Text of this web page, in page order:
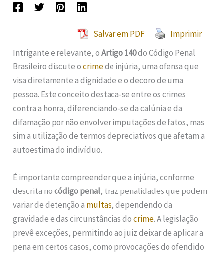
Salvar em PDF
Imprimir
Intrigante e relevante, oArtigo 140do Código Penal
Brasileiro discute ocrimede injúria, uma ofensa que
visa diretamente a dignidade e o decoro de uma
pessoa. Este conceito destaca-se entre os crimes
contra a honra, diferenciando-se da calúnia e da
difamação por não envolver imputações de fatos, mas
sim a utilização de termos depreciativos que afetam a
autoestima do indivíduo.
É importante compreender que a injúria, conforme
descrita nocódigo penal, traz penalidades que podem
variar de detenção a multas, dependendo da
gravidade e das circunstâncias docrime. A legislação
prevê exceções, permitindo ao juiz deixar de aplicar a
pena em certos casos, como provocações do ofendido